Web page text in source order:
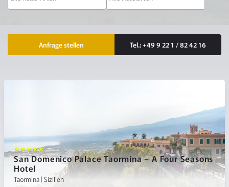
Anfrage stellen Tel.: +49 9 22 1 / 82 42 16
★★★★★
San Domenico Palace Taormina – A Four Seasons
Hotel
Taormina | Sizilien